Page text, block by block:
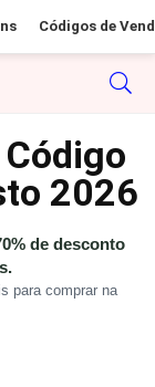
Códigos de
2026
de desconto
para comprar na